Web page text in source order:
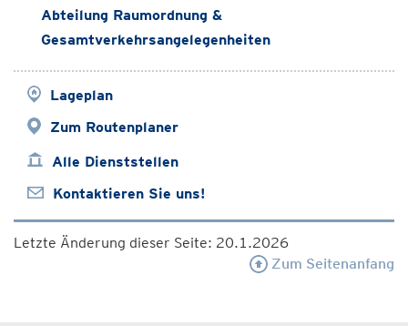
Abteilung Raumordnung &
Gesamtverkehrsangelegenheiten
Lageplan
Zum Routenplaner
Alle Dienststellen
Kontaktieren Sie uns!
Letzte Änderung dieser Seite: 20.1.2026
Zum Seitenanfang